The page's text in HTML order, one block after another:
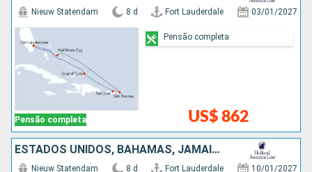
Pensão completa
Nieuw Statendam 8 d Fort Lauderdale 03/01/2027
US$ 862
Pensão completa
ESTADOS UNIDOS, BAHAMAS, JAMAICA, ISLAS CAIMÁN, MÉXICO
Nieuw Statendam 8 d Fort Lauderdale 10/01/2027